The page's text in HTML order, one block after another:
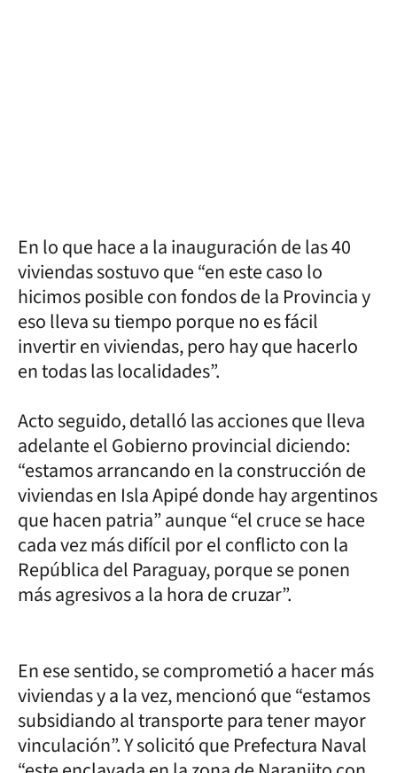
En lo que hace a la inauguración de las 40
viviendas sostuvo que “en este caso lo
hicimos posible con fondos de la Provincia y
eso lleva su tiempo porque no es fácil
invertir en viviendas, pero hay que hacerlo
en todas las localidades”.
Acto seguido, detalló las acciones que lleva
adelante el Gobierno provincial diciendo:
“estamos arrancando en la construcción de
viviendas en Isla Apipé donde hay argentinos
que hacen patria” aunque “el cruce se hace
cada vez más difícil por el conflicto con la
República del Paraguay, porque se ponen
más agresivos a la hora de cruzar”.
En ese sentido, se comprometió a hacer más
viviendas y a la vez, mencionó que “estamos
subsidiando al transporte para tener mayor
vinculación”. Y solicitó que Prefectura Naval